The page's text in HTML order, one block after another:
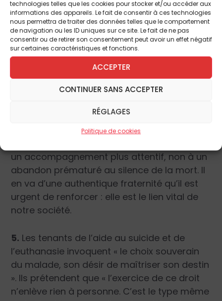
technologies telles que les cookies pour stocker et/ou accéder aux
informations des appareils. Le fait de consentir à ces technologies
nous permettra de traiter des données telles que le comportement
de navigation ou les ID uniques sur ce site. Le fait de ne pas
consentir ou de retirer son consentement peut avoir un effet négatif
sur certaines caractéristiques et fonctions.
ACCEPTER
CONTINUER SANS ACCEPTER
RÉGLAGES
Politique de cookies
provoquée, tandis que dans d’autres, ils les
accompagnaient, grâce à l’écoute patiente
et au soulagement des différentes
souffrances, vers une mort naturelle paisible
? La vulnérabilité de personnes – jeunes et
moins jeunes – en situation de dépendance
et de fin de vie appelle non un geste de mort
détresse de celles qui demandent parfois
que l’on mette fin à leur vie, si elle n’a pu être
un accompagnement plus attentif, non à un
abandon prématuré au silence de la mort. Il
en va d’une authentique fraternité qu’il est
urgent de renforcer : elle est le lien vital de
notre société.
5. Les tenants de l’aide au suicide et de
l’euthanasie invoquent « le choix souverain
du malade, son désir de maîtriser son destin
». Ils prétendent que « l’exercice de ce droit
n’enlève rien à personne. C’est le type même